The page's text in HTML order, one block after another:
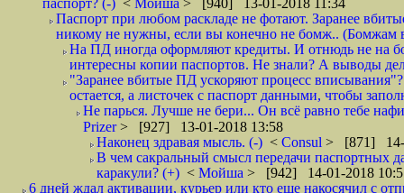
паспорт? (-) < Мойша > [940] 13-01-2018 11:34
Паспорт при любом раскладе не фотают. Заранее
никому не нужны, если вы конечно не бомж.. (Бомжам
На ПД иногда оформляют кредиты. И отнюдь не на
интересны копии паспортов. Не знали? А выводы
"Заранее вбитые ПД ускоряют процесс
остается, а листочек с паспорт данными, чтобы
Не парься. Лучше не бери... Он всё равно тебе
Prizer> [927] 13-01-2018 13:58
Наконец здравая мысль. (-) < Consul > [871] 14-
В чем сакральный смысл передачи паспортных
каракули? (+) < Мойша > [942] 14-01-2018
6 дней ждал активации, курьер или кто еще накосячил с